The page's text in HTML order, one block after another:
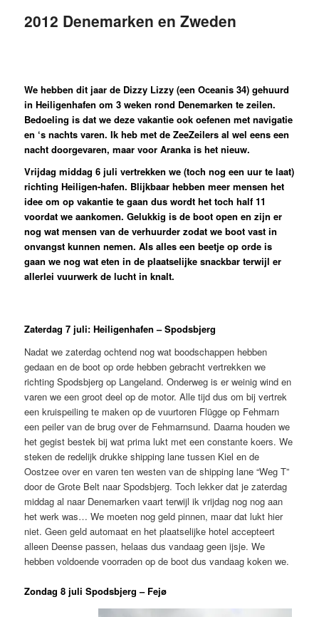
2012 Denemarken en Zweden
We hebben dit jaar de Dizzy Lizzy (een Oceanis 34) gehuurd
in Heiligenhafen om 3 weken rond Denemarken te zeilen.
Bedoeling is dat we deze vakantie ook oefenen met navigatie
en ‘s nachts varen. Ik heb met de ZeeZeilers al wel eens een
nacht doorgevaren, maar voor Aranka is het nieuw.
Vrijdag middag 6 juli vertrekken we (toch nog een uur te laat)
richting Heiligen-hafen. Blijkbaar hebben meer mensen het
idee om op vakantie te gaan dus wordt het toch half 11
voordat we aankomen. Gelukkig is de boot open en zijn er
nog wat mensen van de verhuurder zodat we boot vast in
onvangst kunnen nemen. Als alles een beetje op orde is
gaan we nog wat eten in de plaatselijke snackbar terwijl er
allerlei vuurwerk de lucht in knalt.
Zaterdag 7 juli: Heiligenhafen – Spodsbjerg
Nadat we zaterdag ochtend nog wat boodschappen hebben
gedaan en de boot op orde hebben gebracht vertrekken we
richting Spodsbjerg op Langeland. Onderweg is er weinig wind en
varen we een groot deel op de motor. Alle tijd dus om bij vertrek
een kruispeiling te maken op de vuurtoren Flügge op Fehmarn
een peiler van de brug over de Fehmarnsund. Daarna houden we
het gegist bestek bij wat prima lukt met een constante koers. We
steken de redelijk drukke shipping lane tussen Kiel en de
Oostzee over en varen ten westen van de shipping lane “Weg T”
door de Grote Belt naar Spodsbjerg. Toch lekker dat je zaterdag
middag al naar Denemarken vaart terwijl ik vrijdag nog nog aan
het werk was… We moeten nog geld pinnen, maar dat lukt hier
niet. Geen geld automaat en het plaatselijke hotel accepteert
alleen Deense passen, helaas dus vandaag geen ijsje. We
hebben voldoende voorraden op de boot dus vandaag koken we.
Zondag 8 juli Spodsbjerg – Fejø